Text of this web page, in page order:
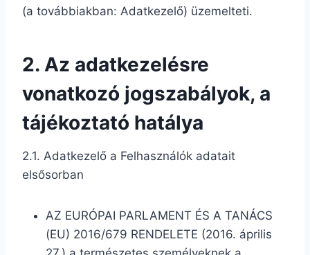
(a továbbiakban: Adatkezelő) üzemelteti.
2. Az adatkezelésre
vonatkozó jogszabályok, a
tájékoztató hatálya
2.1. Adatkezelő a Felhasználók adatait
elsősorban
AZ EURÓPAI PARLAMENT ÉS A TANÁCS
(EU) 2016/679 RENDELETE (2016. április